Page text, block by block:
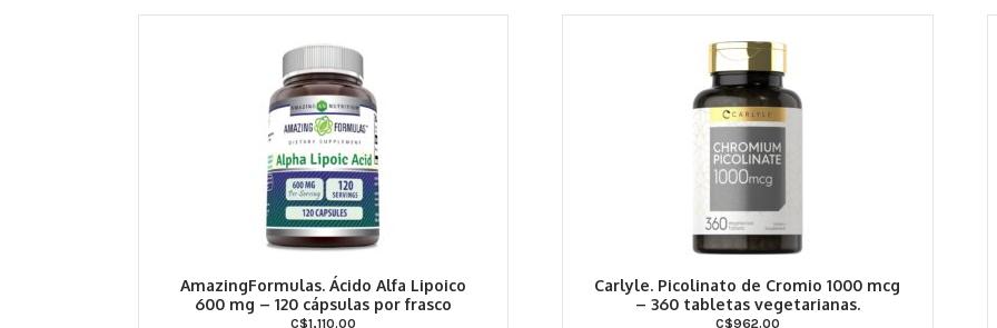
AmazingFormulas. Ácido Alfa Lipoico
600 mg – 120 cápsulas por frasco
C$1,110.00
Carlyle. Picolinato de Cromio 1000 mcg
– 360 tabletas vegetarianas.
C$962.00